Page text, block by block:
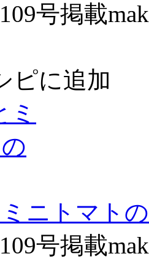
号掲載
ピに追加
ニトマト
号掲載